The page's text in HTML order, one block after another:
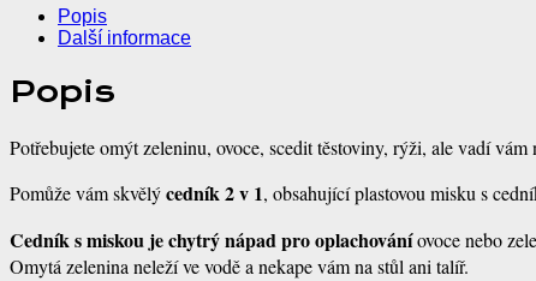
Popis
Další informace
Popis
Potřebujete omýt zeleninu, ovoce, scedit těstoviny, rýži, ale vadí
Pomůže vám skvělýcedník 2 v 1, obsahující plastovou misku s
Cedník s miskou je chytrý nápad pro oplachováníovoce nebo
Omytá zelenina neleží ve vodě a nekape vám na stůl ani talíř.